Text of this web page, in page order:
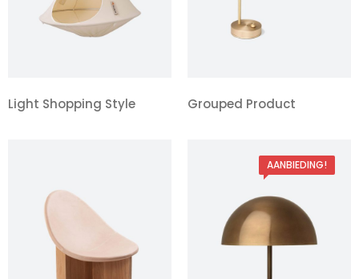
Light Shopping Style Grouped Product
AANBIEDING!